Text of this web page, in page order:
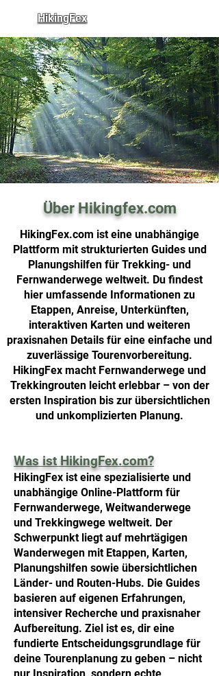
HikingFex
Über Hikingfex.com
HikingFex.com ist eine unabhängige
Plattform mit strukturierten Guides und
Planungshilfen für Trekking- und
Fernwanderwege weltweit. Du findest
hier umfassende Informationen zu
Etappen, Anreise, Unterkünften,
interaktiven Karten und weiteren
praxisnahen Details für eine einfache und
zuverlässige Tourenvorbereitung.
HikingFex macht Fernwanderwege und
Trekkingrouten leicht erlebbar – von der
ersten Inspiration bis zur übersichtlichen
und unkomplizierten Planung.
Was ist HikingFex.com?
HikingFex ist eine spezialisierte und
unabhängige Online-Plattform für
Fernwanderwege, Weitwanderwege
und Trekkingwege weltweit. Der
Schwerpunkt liegt auf mehrtägigen
Wanderwegen mit Etappen, Karten,
Planungshilfen sowie übersichtlichen
Länder- und Routen-Hubs. Die Guides
basieren auf eigenen Erfahrungen,
intensiver Recherche und praxisnaher
Aufbereitung. Ziel ist es, dir eine
fundierte Entscheidungsgrundlage für
deine Tourenplanung zu geben – nicht